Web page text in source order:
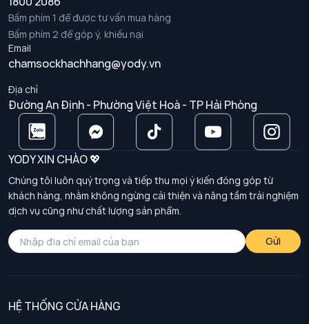
Bấm phím 1 để được tư vấn mua hàng
Bấm phím 2 để góp ý, khiếu nại
Email
chamsockhachhang@yody.vn
Địa chỉ
Đường An Định - Phường Việt Hoà - TP Hải Phòng
YODY XIN CHÀO 💖
Chúng tôi luôn quý trọng và tiếp thu mọi ý kiến đóng góp từ
khách hàng, nhằm không ngừng cải thiện và nâng tầm trải nghiệm
dịch vụ cũng như chất lượng sản phẩm.
Gửi
HỆ THỐNG CỬA HÀNG